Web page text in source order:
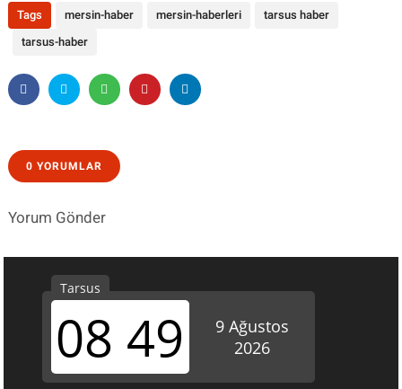
Tags mersin-haber mersin-haberleri
tarsus haber
tarsus-haber
0 YORUMLAR
Yorum Gönder